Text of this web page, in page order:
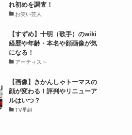
れ初めを調査！
お笑い芸人
【すずめ】十明（歌手）のwiki
経歴や年齢・本名や顔画像が気
になる！
アーティスト
【画像】きかんしゃトーマスの
顔が変わる！評判やリニューア
ルはいつ？
TV番組